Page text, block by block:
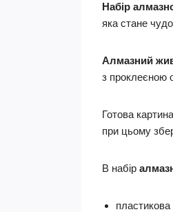
Набір
яка стане
Алмазний
з проклеєною
Готова
при цьому
В набір